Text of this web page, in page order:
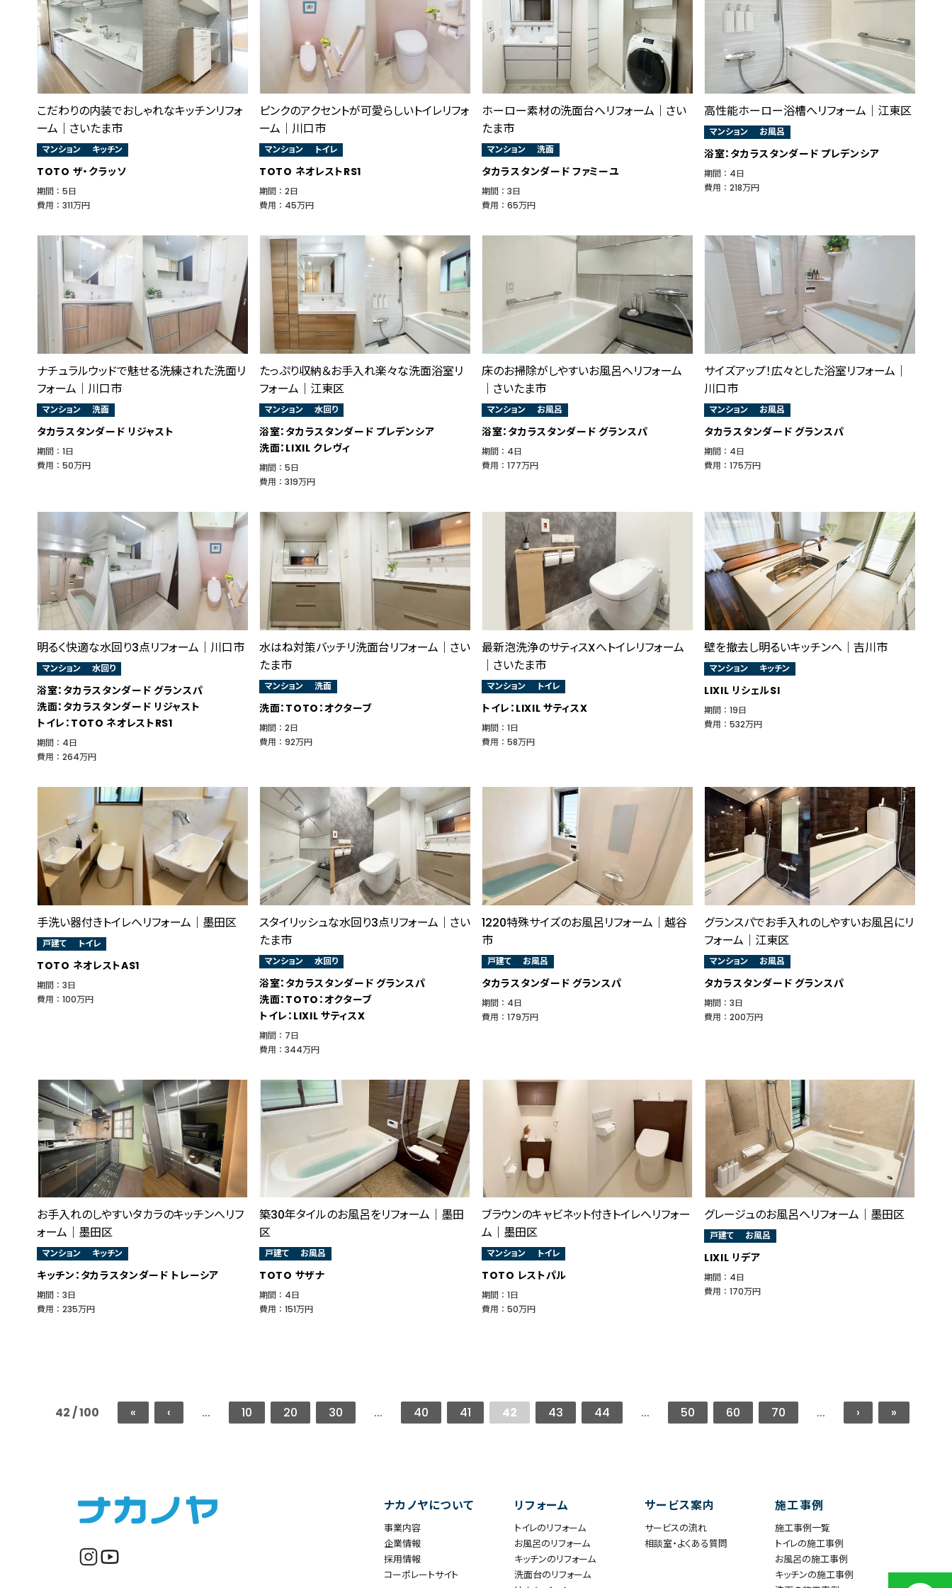
こだわりの内装でおしゃれなキッチンリフォ
ーム｜さいたま市
マンション キッチン
TOTO ザ・クラッソ
期間 ： 5日
費用 ： 311万円
ピンクのアクセントが可愛らしいトイレリフォ
ーム｜川口市
マンション トイレ
TOTO ネオレストRS1
期間 ： 2日
費用 ： 45万円
ホーロー素材の洗面台へリフォーム｜さい
たま市
マンション 洗面
タカラスタンダード ファミーユ
期間 ： 3日
費用 ： 65万円
高性能ホーロー浴槽へリフォーム｜江東区
マンション お風呂
浴室：タカラスタンダード プレデンシア
期間 ： 4日
費用 ： 218万円
ナチュラルウッドで魅せる洗練された洗面リ
フォーム｜川口市
マンション 洗面
タカラスタンダード リジャスト
期間 ： 1日
費用 ： 50万円
たっぷり収納＆お手入れ楽々な洗面浴室リ
フォーム｜江東区
マンション 水回り
浴室：タカラスタンダード プレデンシア
洗面：LIXIL クレヴィ
期間 ： 5日
費用 ： 319万円
床のお掃除がしやすいお風呂へリフォーム
｜さいたま市
マンション お風呂
浴室：タカラスタンダード グランスパ
期間 ： 4日
費用 ： 177万円
サイズアップ！広々とした浴室リフォーム｜
川口市
マンション お風呂
タカラスタンダード グランスパ
期間 ： 4日
費用 ： 175万円
明るく快適な水回り3点リフォーム｜川口市
マンション 水回り
浴室：タカラスタンダード グランスパ
洗面：タカラスタンダード リジャスト
トイレ：TOTO ネオレストRS1
期間 ： 4日
費用 ： 264万円
水はね対策バッチリ洗面台リフォーム｜さい
たま市
マンション 洗面
洗面：TOTO：オクターブ
期間 ： 2日
費用 ： 92万円
最新泡洗浄のサティスXへトイレリフォーム
｜さいたま市
マンション トイレ
トイレ：LIXIL サティスX
期間 ： 1日
費用 ： 58万円
壁を撤去し明るいキッチンへ│吉川市
マンション キッチン
LIXIL リシェルSI
期間 ： 19日
費用 ： 532万円
手洗い器付きトイレへリフォーム｜墨田区
戸建て トイレ
TOTO ネオレストAS1
期間 ： 3日
費用 ： 100万円
スタイリッシュな水回り3点リフォーム｜さい
たま市
マンション 水回り
浴室：タカラスタンダード グランスパ
洗面：TOTO：オクターブ
トイレ：LIXIL サティスX
期間 ： 7日
費用 ： 344万円
1220特殊サイズのお風呂リフォーム│越谷
市
戸建て お風呂
タカラスタンダード グランスパ
期間 ： 4日
費用 ： 179万円
グランスパでお手入れのしやすいお風呂にリ
フォーム│江東区
マンション お風呂
タカラスタンダード グランスパ
期間 ： 3日
費用 ： 200万円
お手入れのしやすいタカラのキッチンへリフ
ォーム｜墨田区
マンション キッチン
キッチン：タカラスタンダード トレーシア
期間 ： 3日
費用 ： 235万円
築30年タイルのお風呂をリフォーム│墨田
区
戸建て お風呂
TOTO サザナ
期間 ： 4日
費用 ： 151万円
ブラウンのキャビネット付きトイレへリフォー
ム｜墨田区
マンション トイレ
TOTO レストパル
期間 ： 1日
費用 ： 50万円
グレージュのお風呂へリフォーム│墨田区
戸建て お風呂
LIXIL リデア
期間 ： 4日
費用 ： 170万円
42 / 100 « ‹ ... 10 20 30 ... 40 41 42 43 44 ... 50 60 70 ... › »
ナカノヤについて
事業内容
企業情報
採用情報
コーポレートサイト
リフォーム
トイレのリフォーム
お風呂のリフォーム
キッチンのリフォーム
洗面台のリフォーム
サービス案内
サービスの流れ
相談室・よくある質問
施工事例
施工事例一覧
トイレの施工事例
お風呂の施工事例
キッチンの施工事例